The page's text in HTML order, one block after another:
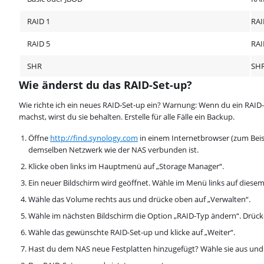
RAID 1
RAID 5
SHR
Wie änderst du das RAID-Set-up?
Wie richte ich ein neues RAID-Set-up ein? Warnung: Wenn du ein
machst, wirst du sie behalten. Erstelle für alle Fälle ein Backup.
Öffne http://find.synology.com in einem Internetbrowser (zum
demselben Netzwerk wie der NAS verbunden ist.
Klicke oben links im Hauptmenü auf „Storage Manager“.
Ein neuer Bildschirm wird geöffnet. Wähle im Menü links auf
Wähle das Volume rechts aus und drücke oben auf „Verwalten“.
Wähle im nächsten Bildschirm die Option „RAID-Typ ändern“.
Wähle das gewünschte RAID-Set-up und klicke auf „Weiter“.
Hast du dem NAS neue Festplatten hinzugefügt? Wähle sie aus